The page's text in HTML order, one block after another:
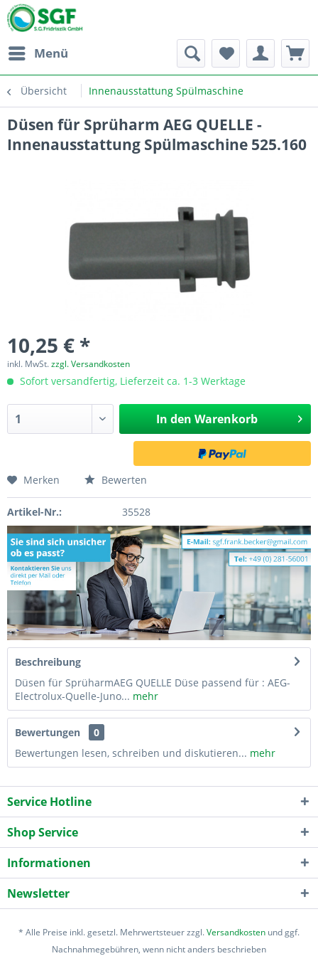
Menü
Übersicht Innenausstattung Spülmaschine
Düsen für Sprüharm AEG QUELLE -
Innenausstattung Spülmaschine 525.160
10,25 € *
inkl. MwSt.zzgl. Versandkosten
Sofort versandfertig, Lieferzeit ca. 1-3 Werktage
In den Warenkorb
Merken Bewerten
Artikel-Nr.: 35528
Beschreibung
Düsen für SprüharmAEG QUELLE Düse passend für : AEG-
Electrolux-Quelle-Juno... mehr
Bewertungen
0
Bewertungen lesen, schreiben und diskutieren... mehr
Service Hotline
Shop Service
Informationen
Newsletter
* Alle Preise inkl. gesetzl. Mehrwertsteuer zzgl.Versandkosten und ggf.
Nachnahmegebühren, wenn nicht anders beschrieben